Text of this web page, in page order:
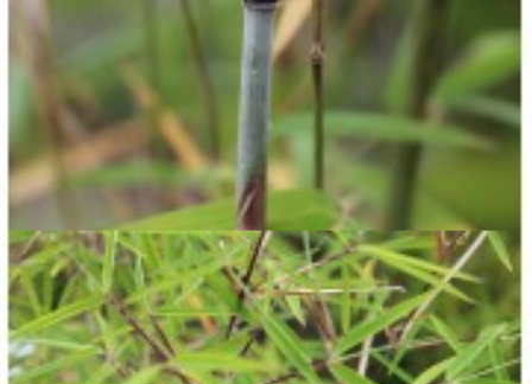
Thamnocalamus spatiflorus 'Lang Tang'
25,00 €
   
 Ajouter au panier